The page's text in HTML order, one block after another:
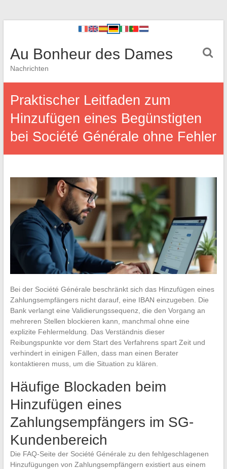
Au Bonheur des Dames
Nachrichten
Praktischer Leitfaden zum
Hinzufügen eines Begünstigten
bei Société Générale ohne Fehler
Bei der Société Générale beschränkt sich das Hinzufügen eines
Zahlungsempfängers nicht darauf, eine IBAN einzugeben. Die
Bank verlangt eine Validierungssequenz, die den Vorgang an
mehreren Stellen blockieren kann, manchmal ohne eine
explizite Fehlermeldung. Das Verständnis dieser
Reibungspunkte vor dem Start des Verfahrens spart Zeit und
verhindert in einigen Fällen, dass man einen Berater
kontaktieren muss, um die Situation zu klären.
Häufige Blockaden beim
Hinzufügen eines
Zahlungsempfängers im SG-
Kundenbereich
Die FAQ-Seite der Société Générale zu den fehlgeschlagenen
Hinzufügungen von Zahlungsempfängern existiert aus einem